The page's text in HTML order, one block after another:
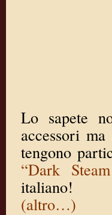
Lo sapete
accessori
tengono
“Dark
italiano!
(altro…)